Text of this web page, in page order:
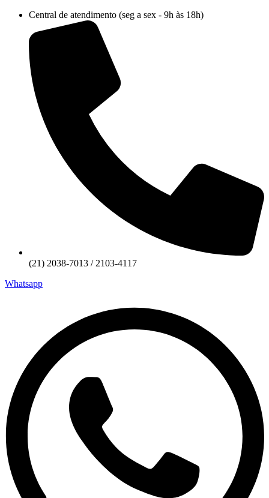
conteúdo
Central de atendimento (seg a sex - 9h às 18h)
(21) 2038-7013 / 2103-4117
Whatsapp